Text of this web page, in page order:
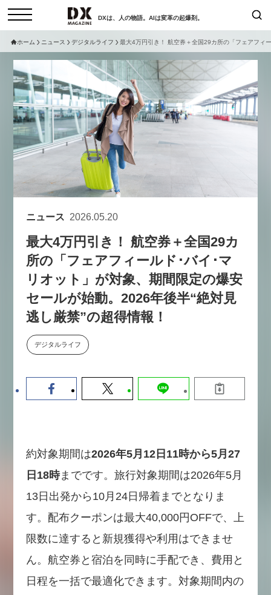
DXは、人の物語。AIは変革の起爆剤。
インタビュー
セミナー ニュース
サービスメニュー 日本オムニチャネル協会
トップページ
特集
サイトマップ
お問い合わせ
個人情報保護法について
採用情報
検索
現在開催予定のセミナー
非公開: 【8/6開催】AIエージェン
ト時代、日本企業は何から始める
新潮流から学ぶ〜
セミナー
【8/12開催】「イノベーションを
数値化する」～投資される事業の
基準と、終活DX「SouSou」に
学ぶ資金調達・巻き込みのリアル
～
ホーム ニュース デジタルライフ 最大4万円引き！ 航空券＋全国29カ所の「フェアフィ
ニュース 2026.05.20
最大4万円引き！ 航空券＋全国29カ
所の「フェアフィールド･バイ･マ
リオット」が対象、期間限定の爆安
セールが始動。2026年後半“絶対見
逃し厳禁”の超得情報！
デジタルライフ
約対象期間は2026年5月12日11時から5月27
日18時までです。旅行対象期間は2026年5月
13日出発から10月24日帰着までとなりま
す。配布クーポンは最大40,000円OFFで、上
限数に達すると新規獲得や利用はできませ
ん。航空券と宿泊を同時に手配でき、費用と
日程を一括で最適化できます。対象期間内の